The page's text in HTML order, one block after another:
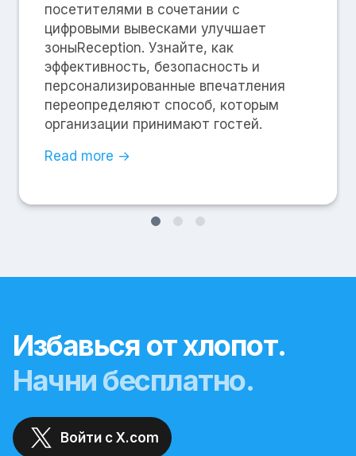
посетителями в сочетании с
цифровыми вывесками улучшает
зоныReception. Узнайте, как
эффективность, безопасность и
персонализированные впечатления
переопределяют способ, которым
организации принимают гостей.
Read more →
Избавься от хлопот.
Начни бесплатно.
Войти с X.com